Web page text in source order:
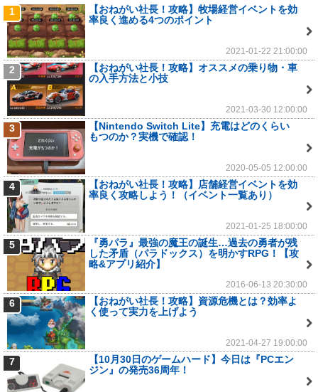
1
【おねがい社長！攻略】牧場経営イベントを効
率良く進める4つのポイント
2021-01-22 21:00:00
2
【おねがい社長！攻略】オススメの乗り物・車
の入手方法と小技
2021-03-30 12:00:00
3
【Nintendo Switch Lite】充電はどのくらい
もつのか？実機で確認！
2020-05-05 12:00:00
4
【おねがい社長！攻略】店舗経営イベントを効
率良く攻略しよう！（イベント一覧あり）
2021-01-25 18:00:00
5
『勇パラ』最強の魔王の誕生…過去の勇者が残
した矛盾（パラドックス）を明かすRPG！【攻
略&アプリ紹介】
2016-06-13 20:30:00
6
【おねがい社長！攻略】資源危機とは？効率よ
く使って実力を上げよう
2021-04-27 19:00:00
7
【10月30日のゲームハード】今日は『PCエン
ジン』の発売36周年！